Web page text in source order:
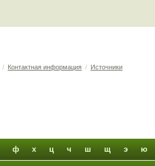
/ Контактная информация / Источники
ф х ц ч ш щ э ю